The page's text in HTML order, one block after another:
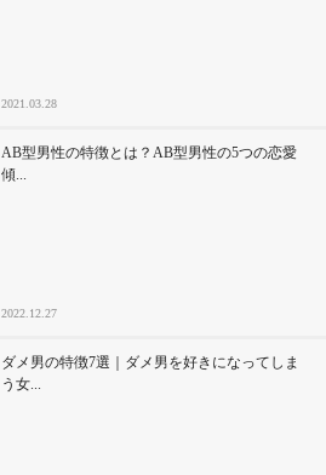
2021.03.28
AB型男性の特徴とは？AB型男性の5つの恋愛
傾...
2022.12.27
ダメ男の特徴7選｜ダメ男を好きになってしま
う女...